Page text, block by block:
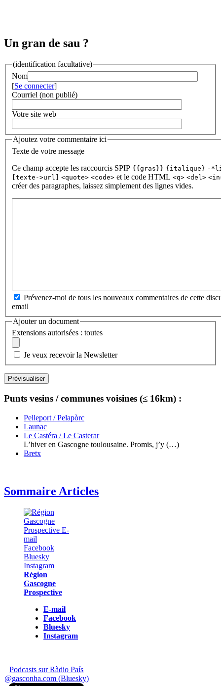
Un gran de sau ?
(identification facultative)
Nom
[Se connecter]
Courriel (non publié)
Votre site web
Ajoutez votre commentaire ici
Texte de votre message
Ce champ accepte les raccourcis SPIP {{gras}} {italique} -
[texte->url] <quote> <code> et le code HTML <q> <del>
créer des paragraphes, laissez simplement des lignes vides.
Prévenez-moi de tous les nouveaux commentaires de cette
email
Ajouter un document
Extensions autorisées : toutes
Je veux recevoir la Newsletter
Punts vesins / communes voisines (≤ 16km) :
Pelleport / Pelapòrc
Launac
Le Castéra / Le Casterar
L’hiver en Gascogne toulousaine. Promis, j’y (…)
Bretx
Sommaire Articles
Région
Gascogne
Prospective
E-mail
Facebook
Bluesky
Instagram
Podcasts sur Ràdio País
@gasconha.com (Bluesky)